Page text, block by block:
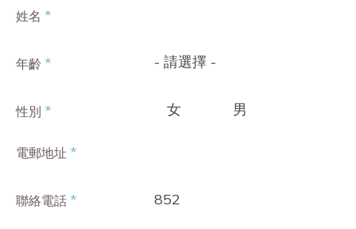
姓名 *
年齡 * - 請選擇 -
性別 * 女 男
電郵地址 *
聯絡電話 * 852